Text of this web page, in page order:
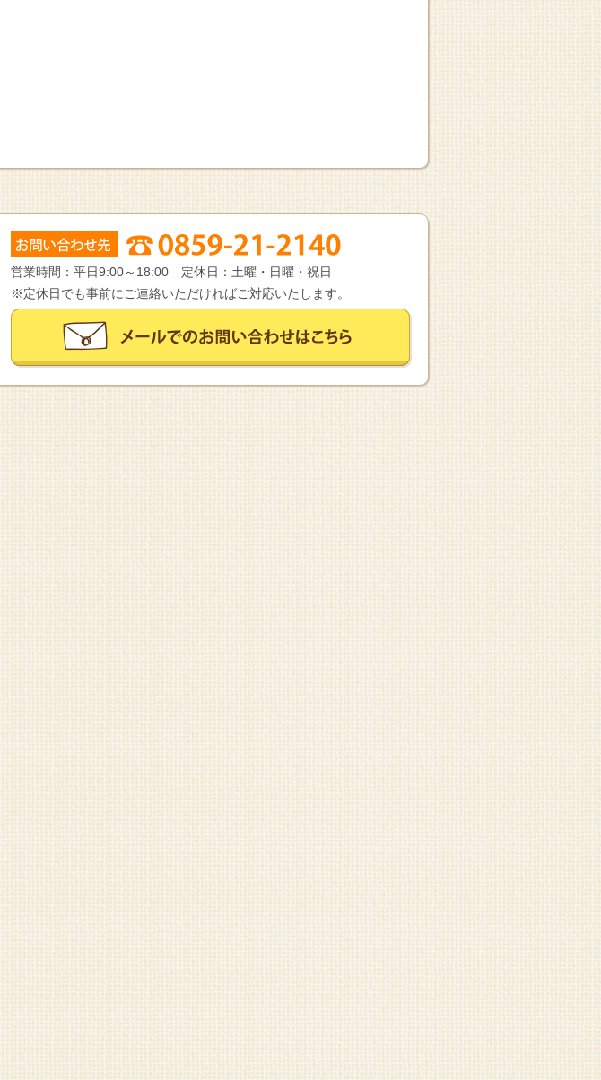
営業時間：平日9:00～18:00 定休日：土曜・日曜・祝日
※定休日でも事前にご連絡いただければご対応いたします。